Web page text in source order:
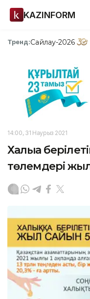
KAZINFORM
Тренд:Сайлау-2026
14:00, 31 Наурыз 2021
Халыққа
төлемдері